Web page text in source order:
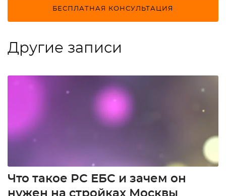
БЕСПЛАТНАЯ КОНСУЛЬТАЦИЯ
Другие записи
Что такое РС ЕБС и зачем он